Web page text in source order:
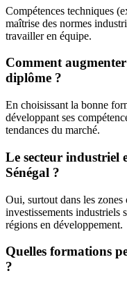
Compétences techniques
maîtrise des normes
travailler en équipe.
Comment augmenter
diplôme ?
En choisissant la bonne
développant ses
tendances du marché.
Le secteur industriel
Sénégal ?
Oui, surtout dans les zones
investissements industriels
régions en développement.
Quelles formations
?